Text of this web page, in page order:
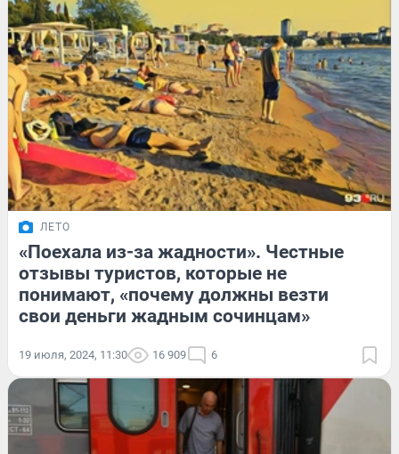
ЛЕТО
«Поехала из-за жадности». Честные
отзывы туристов, которые не
понимают, «почему должны везти
свои деньги жадным сочинцам»
19 июля, 2024, 11:30 16 909 6